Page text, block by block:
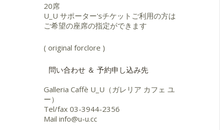
CD『FOREST RAIN〜森に降る雨』を
リリース。 全国で約100本のライブ
を行う。TBS TV〈ニュ−ス23〉に出
中央アフリカを旅する。
1999
CD『SILENCIO〜静寂』をリリ−ス。
全国で約100本のコンサートを行な
う。TV-CM〈味の素・クックドゥ
ー〉に『FOREST RAIN』から
〈DANCE〉が使用される。アジア５
カ国でCD『LUNA』、『FOREST
20席
U_U サポーター'sチケットご利用の方は
ご希望の座席の指定ができます
( original forclore )
問い合わせ ＆ 予約申し込み先
Galleria Caffè U_U（ガレリア カフェ ユ
ー）
Tel/fax 03-3944-2356
Mail info@u-u.cc